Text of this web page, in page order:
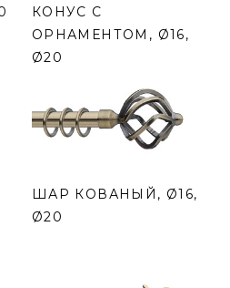
КОНУС С
ОРНАМЕНТОМ, Ø16,
Ø20
ШАР КОВАНЫЙ, Ø16,
Ø20